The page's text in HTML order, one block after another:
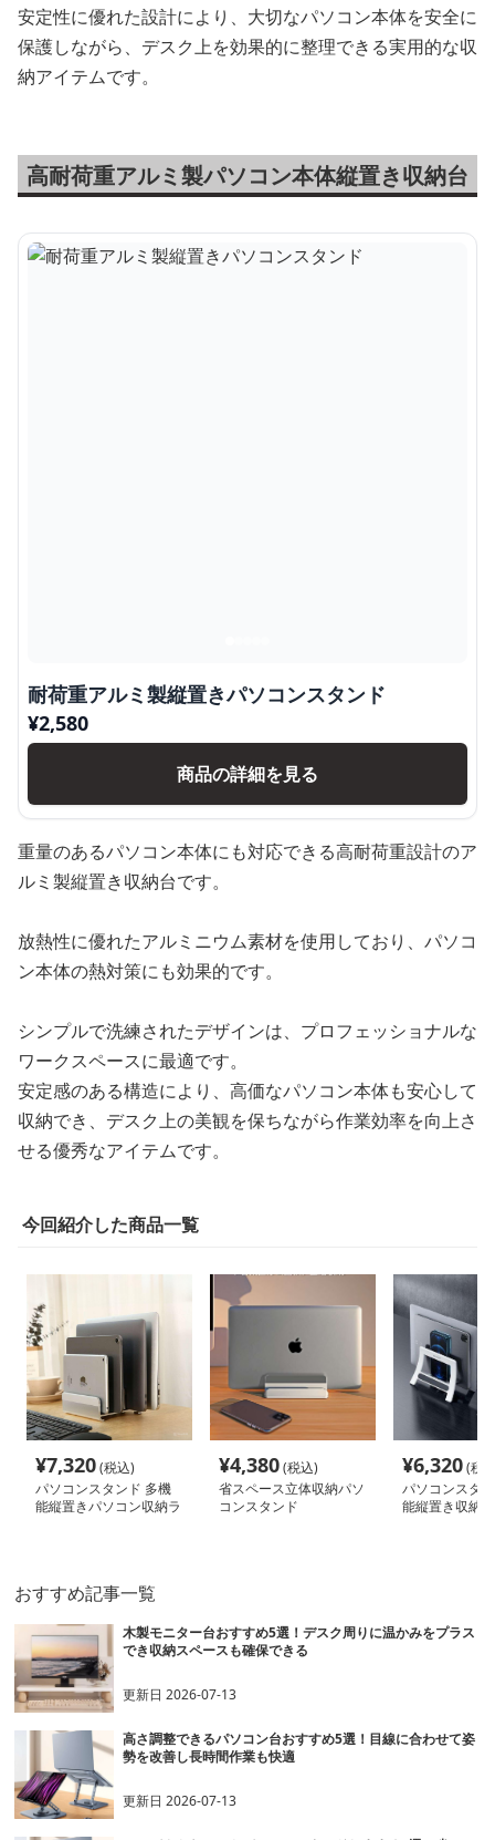
安定性に優れた設計により、大切なパソコン本体を安全に
保護しながら、デスク上を効果的に整理できる実用的な収
納アイテムです。
高耐荷重アルミ製パソコン本体縦置き収納台
耐荷重アルミ製縦置きパソコンスタンド
¥2,580
商品の詳細を見る
重量のあるパソコン本体にも対応できる高耐荷重設計のア
ルミ製縦置き収納台です。
放熱性に優れたアルミニウム素材を使用しており、パソコ
ン本体の熱対策にも効果的です。
シンプルで洗練されたデザインは、プロフェッショナルな
ワークスペースに最適です。
安定感のある構造により、高価なパソコン本体も安心して
収納でき、デスク上の美観を保ちながら作業効率を向上さ
せる優秀なアイテムです。
今回紹介した商品一覧
¥7,320(税込)
パソコンスタンド 多機
能縦置きパソコン収納ラ
¥4,380(税込)
省スペース立体収納パソ
コンスタンド
¥6,320(税
パソコンスタ
能縦置き収納
おすすめ記事一覧
木製モニター台おすすめ5選！デスク周りに温かみをプラス
でき収納スペースも確保できる
更新日2026-07-13
高さ調整できるパソコン台おすすめ5選！目線に合わせて姿
勢を改善し長時間作業も快適
更新日2026-07-13